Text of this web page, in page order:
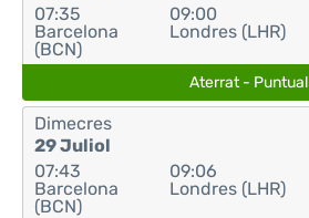
07:35
Barcelona
(BCN)
09:00
Londres (LHR)
Aterrat - Puntual
Dimecres
29 Juliol
07:43
Barcelona
(BCN)
09:06
Londres (LHR)